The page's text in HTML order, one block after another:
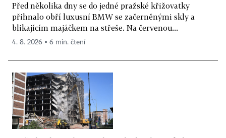
Před několika dny se do jedné pražské křižovatky
přihnalo obří luxusní BMW se začerněnými skly a
blikajícím majáčkem na střeše. Na červenou...
4. 8. 2026 ▪ 6 min. čtení